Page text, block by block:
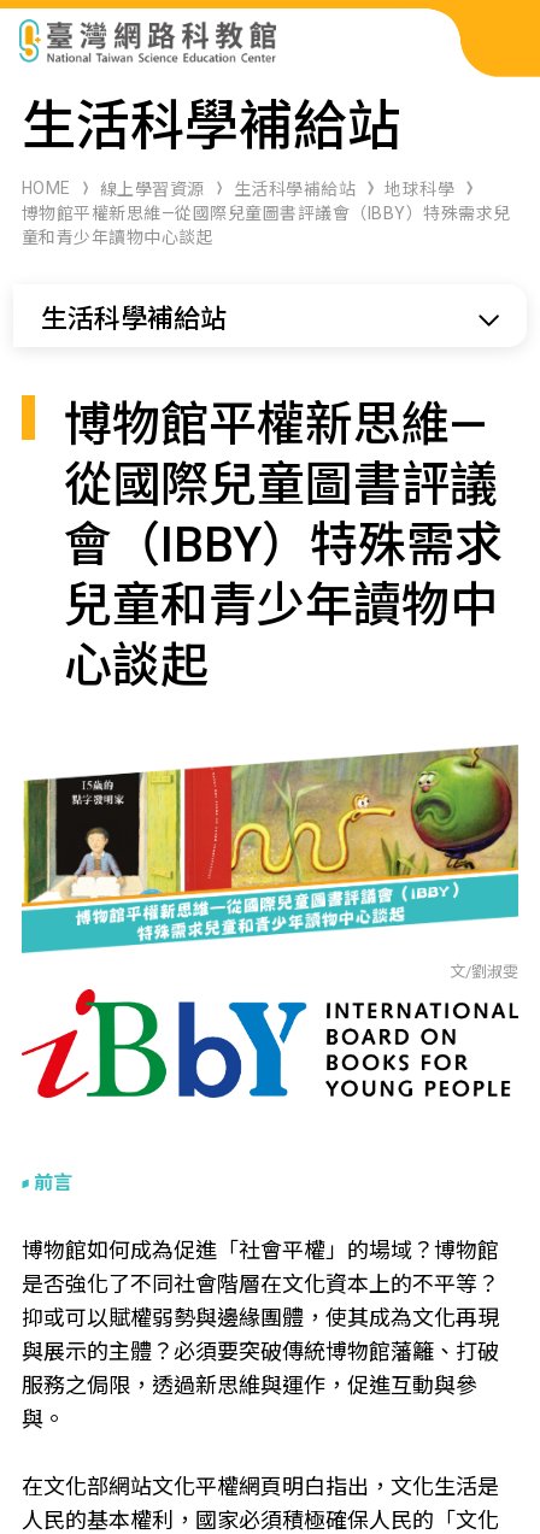
科展作品檢索
科學研習月刊
線上教學資源
關於本站 網站導覽
生活科學補給站
HOME 線上學習資源 生活科學補給站
地球科學
博物館平權新思維—從國際兒童圖書評議會（IBBY）特殊需求兒
童和青少年讀物中心談起
生活科學補給站
博物館平權新思維—
從國際兒童圖書評議
會（IBBY）特殊需求
兒童和青少年讀物中
心談起
文/劉淑雯
前言
博物館如何成為促進「社會平權」的場域？博物館
是否強化了不同社會階層在文化資本上的不平等？
抑或可以賦權弱勢與邊緣團體，使其成為文化再現
與展示的主體？必須要突破傳統博物館藩籬、打破
服務之侷限，透過新思維與運作，促進互動與參
與。
在文化部網站文化平權網頁明白指出，文化生活是
人民的基本權利，國家必須積極確保人民的「文化